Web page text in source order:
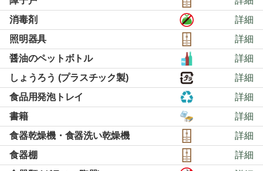
消毒剤
詳細
照明器具
詳細
醤油のペットボトル
詳細
しょうろう (プラスチック製)
詳細
食品用発泡トレイ
詳細
書籍
詳細
食器乾燥機・食器洗い乾燥機
詳細
食器棚
詳細